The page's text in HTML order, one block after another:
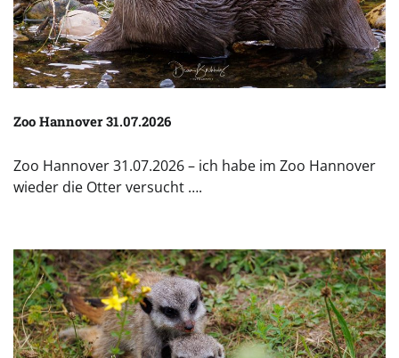
Zoo Hannover 31.07.2026
Zoo Hannover 31.07.2026 – ich habe im Zoo Hannover
wieder die Otter versucht ….